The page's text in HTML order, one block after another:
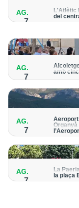
AG.
7
L'Atlètic
del
AG.
7
amb
Un dels
AG.
7
mòbil per
AG.
7
La
la plaça